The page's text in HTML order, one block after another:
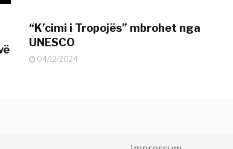
“K’cimi i Tropojës” mbrohet nga
UNESCO
04/12/2024